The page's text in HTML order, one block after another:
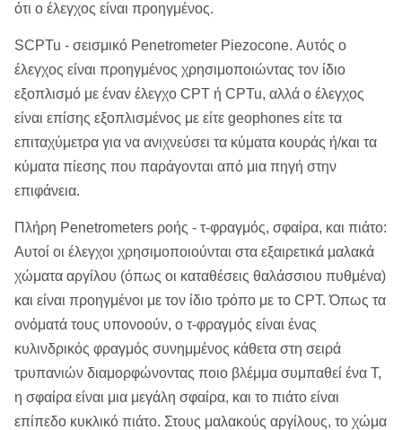
ότι ο έλεγχος είναι προηγμένος.
SCPTu - σεισμικό Penetrometer Piezocone. Αυτός ο
έλεγχος είναι προηγμένος χρησιμοποιώντας τον ίδιο
εξοπλισμό με έναν έλεγχο CPT ή CPTu, αλλά ο έλεγχος
είναι επίσης εξοπλισμένος με είτε geophones είτε τα
επιταχύμετρα για να ανιχνεύσει τα κύματα κουράς ή/και τα
κύματα πίεσης που παράγονται από μια πηγή στην
επιφάνεια.
Πλήρη Penetrometers ροής - τ-φραγμός, σφαίρα, και πιάτο:
Αυτοί οι έλεγχοι χρησιμοποιούνται στα εξαιρετικά μαλακά
χώματα αργίλου (όπως οι καταθέσεις θαλάσσιου πυθμένα)
και είναι προηγμένοι με τον ίδιο τρόπο με το CPT. Όπως τα
ονόματά τους υπονοούν, ο τ-φραγμός είναι ένας
κυλινδρικός φραγμός συνημμένος κάθετα στη σειρά
τρυπανιών διαμορφώνοντας ποιο βλέμμα συμπαθεί ένα Τ,
η σφαίρα είναι μια μεγάλη σφαίρα, και το πιάτο είναι
επίπεδο κυκλικό πιάτο. Στους μαλακούς αργίλους, το χώμα